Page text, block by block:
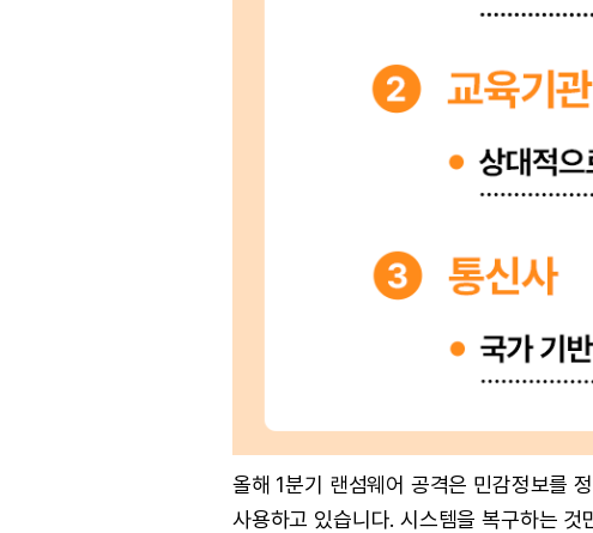
올해 1분기 랜섬웨어 공격은 민감정보를
사용하고 있습니다. 시스템을 복구하는